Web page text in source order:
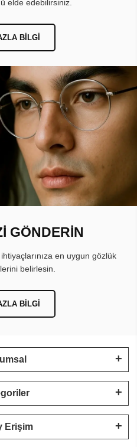
elde edebilirsiniz.
BILGI
GÖNDERİN
en uygun gözlük
belirlesin.
BILGI
Erişim